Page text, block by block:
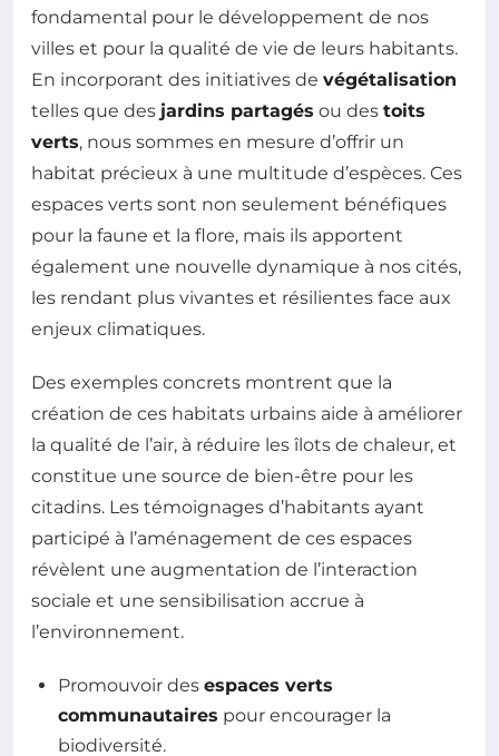
fondamental pour le développement de nos
villes et pour la qualité de vie de leurs habitants.
En incorporant des initiatives de végétalisation
telles que des jardins partagés ou des toits
verts, nous sommes en mesure d’offrir un
habitat précieux à une multitude d’espèces. Ces
espaces verts sont non seulement bénéfiques
pour la faune et la flore, mais ils apportent
également une nouvelle dynamique à nos cités,
les rendant plus vivantes et résilientes face aux
enjeux climatiques.
Des exemples concrets montrent que la
création de ces habitats urbains aide à améliorer
la qualité de l’air, à réduire les îlots de chaleur, et
constitue une source de bien-être pour les
citadins. Les témoignages d’habitants ayant
participé à l’aménagement de ces espaces
révèlent une augmentation de l’interaction
sociale et une sensibilisation accrue à
l’environnement.
Promouvoir des espaces verts
communautaires pour encourager la
biodiversité.